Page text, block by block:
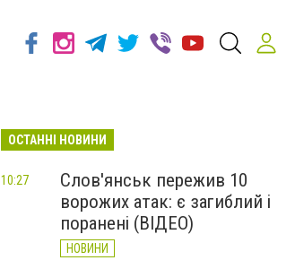
ОСТАННІ НОВИНИ
Слов'янськ пережив 10
ворожих атак: є загиблий і
поранені (ВІДЕО)
НОВИНИ
10:27